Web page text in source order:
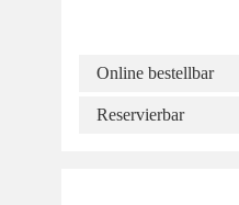
Online bestellbar
Reservierbar